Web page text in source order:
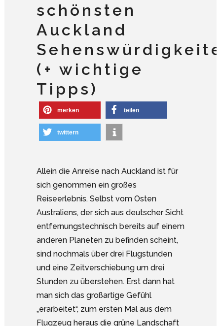
schönsten
Auckland
(+ wichtige
Tipps)
merken teilen
twittern
Allein die Anreise nach Auckland ist für
sich genommen ein großes
Reiseerlebnis. Selbst vom Osten
Australiens, der sich aus deutscher Sicht
entfernungstechnisch bereits auf einem
anderen Planeten zu befinden scheint,
sind nochmals über drei Flugstunden
und eine Zeitverschiebung um drei
Stunden zu überstehen. Erst dann hat
man sich das großartige Gefühl
„erarbeitet“, zum ersten Mal aus dem
Flugzeug heraus die grüne Landschaft